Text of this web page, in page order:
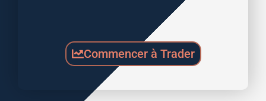
Commencer à Trader